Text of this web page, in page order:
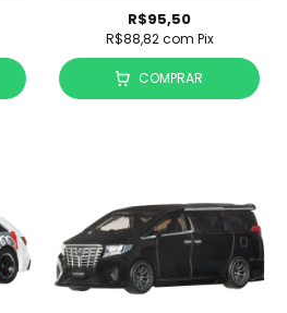
(S15)
R$95,50
R$88,82com Pix
COMPRAR